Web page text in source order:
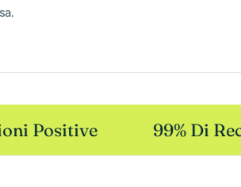
Positive 99% Di